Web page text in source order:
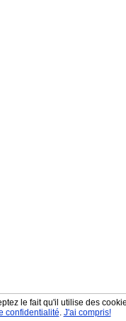
le fait qu'il utilise des
confidentialité. J'ai compris!